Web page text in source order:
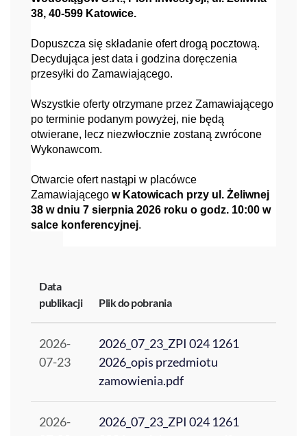
38, 40-599 Katowice.
Dopuszcza się składanie ofert drogą pocztową.
Decydująca jest data i godzina doręczenia
przesyłki do Zamawiającego.
Wszystkie oferty otrzymane przez Zamawiającego
po terminie podanym powyżej, nie będą
otwierane, lecz niezwłocznie zostaną zwrócone
Wykonawcom.
Otwarcie ofert nastąpi w placówce
Zamawiającego w Katowicach przy ul. Żeliwnej
38 w dniu 7 sierpnia 2026 roku o godz. 10:00 w
salce konferencyjnej.
Data
publikacji
Plik do pobrania
2026-
07-23
2026_07_23_ZPI 024 1261
2026_opis przedmiotu
zamowienia.pdf
2026-
2026_07_23_ZPI 024 1261